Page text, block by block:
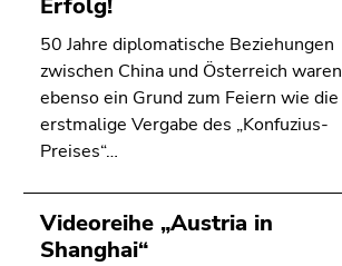
(Zugriffstaste
9)
Erfolg!
50 Jahre diplomatische Beziehungen
zwischen China und Österreich waren
ebenso ein Grund zum Feiern wie die
erstmalige Vergabe des „Konfuzius-
Preises“…
Videoreihe „Austria in
Shanghai“